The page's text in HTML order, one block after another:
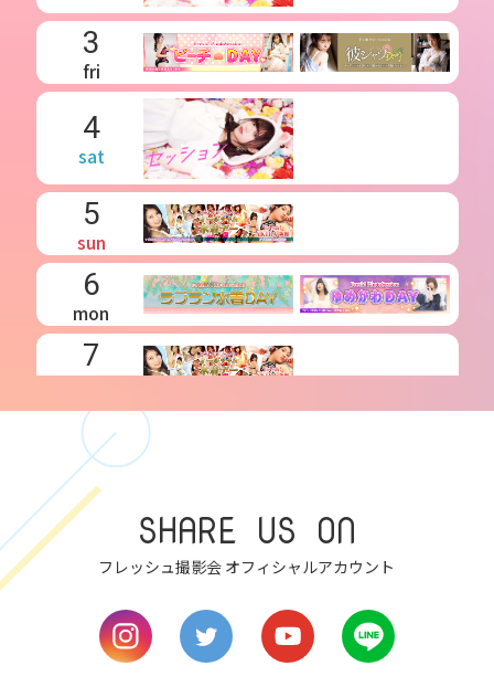
3
fri
4
sat
5
sun
6
mon
7
tue
8
wed
fri
11
SHARE US ON
フレッシュ撮影会 オフィシャルアカウント